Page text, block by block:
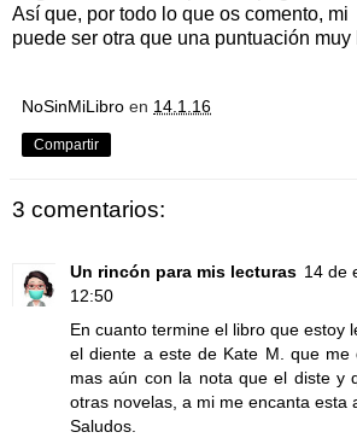
Así que, por todo lo que os comento,
puede ser otra que una puntuación muy
NoSinMiLibro en 14.1.16
Compartir
3 comentarios:
Un rincón para mis lecturas 14 de
12:50
En cuanto termine el libro que estoy
el diente a este de Kate M. que me
mas aún con la nota que el diste y
otras novelas, a mi me encanta esta
Saludos.